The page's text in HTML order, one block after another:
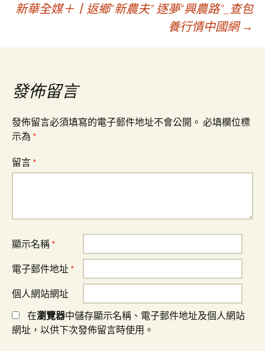
章
導
覽
新華全媒＋丨返鄉“新農夫” 逐夢“興農路”_查包
養行情中國網 →
發佈留言
發佈留言必須填寫的電子郵件地址不會公開。 必填欄位標
示為 *
留言 *
顯示名稱 *
電子郵件地址 *
個人網站網址
在瀏覽器中儲存顯示名稱、電子郵件地址及個人網站
網址，以供下次發佈留言時使用。